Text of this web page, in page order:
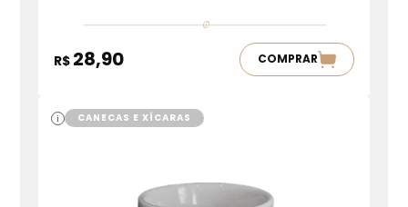
R$ 28,90 COMPRAR
i CANECAS E XÍCARAS